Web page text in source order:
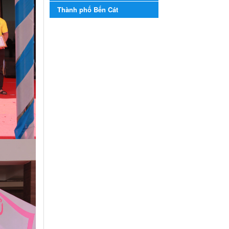
năm học 2023-2024
Kế hoạch Tổ chức Hội trại
Thành phố Bến Cát